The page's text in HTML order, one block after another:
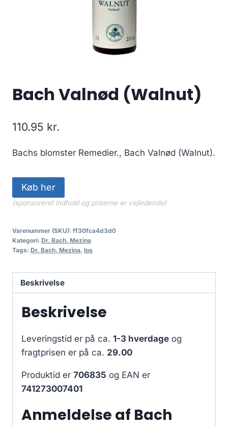
Bach Valnød (Walnut)
110.95 kr.
Bachs blomster Remedier., Bach Valnød (Walnut).
Køb her
(sponsoreret indhold og priserne er vejledende)
Varenummer (SKU): ff30fca4d3d0
Kategori: Dr. Bach, Mezina
Tags: Dr. Bach, Mezina, los
Beskrivelse
Beskrivelse
Leveringstid er på ca. 1-3 hverdage og
fragtprisen er på ca. 29.00
Produktid er 706835 og EAN er
741273007401
Anmeldelse af Bach